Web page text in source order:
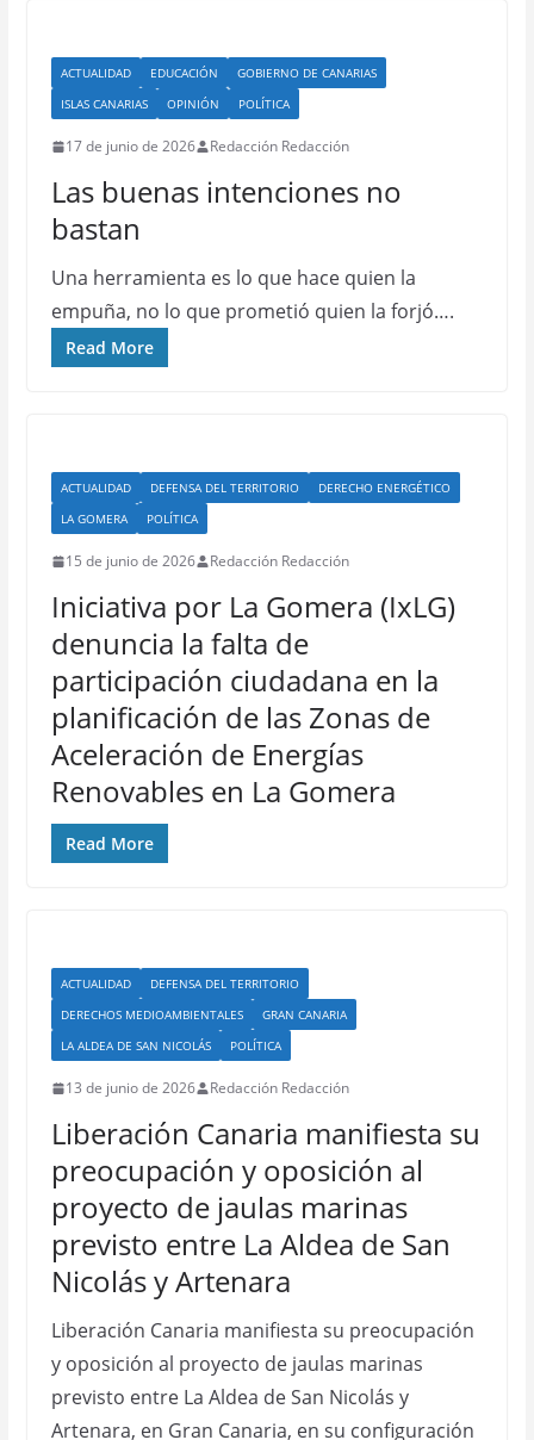
ACTUALIDAD EDUCACIÓN
GOBIERNO DE CANARIAS
ISLAS CANARIAS
OPINIÓN POLÍTICA
17 de junio de 2026 Redacción Redacción
Las buenas intenciones no
bastan
Una herramienta es lo que hace quien la
empuña, no lo que prometió quien la forjó….
Read More
ACTUALIDAD DEFENSA DEL TERRITORIO
DERECHO ENERGÉTICO
LA GOMERA
POLÍTICA
15 de junio de 2026 Redacción Redacción
Iniciativa por La Gomera (IxLG)
denuncia la falta de
participación ciudadana en la
planificación de las Zonas de
Aceleración de Energías
Renovables en La Gomera
Read More
ACTUALIDAD
DEFENSA DEL TERRITORIO
DERECHOS MEDIOAMBIENTALES
GRAN CANARIA
LA ALDEA DE SAN NICOLÁS
POLÍTICA
13 de junio de 2026 Redacción Redacción
Liberación Canaria manifiesta su
preocupación y oposición al
proyecto de jaulas marinas
previsto entre La Aldea de San
Nicolás y Artenara
Liberación Canaria manifiesta su preocupación
y oposición al proyecto de jaulas marinas
previsto entre La Aldea de San Nicolás y
Artenara, en Gran Canaria, en su configuración